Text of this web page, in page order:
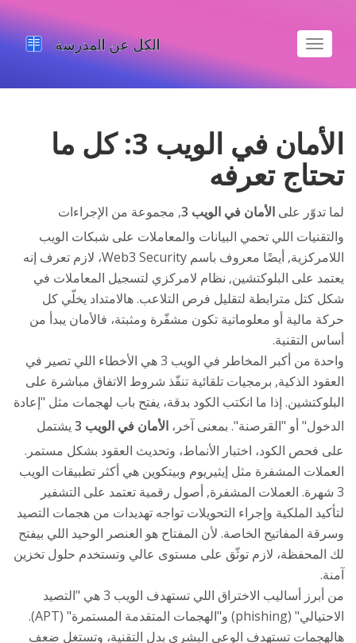
تبديل
الملاحة
الأمان في الويب 3: كل ما
تحتاج تعرفه
لما تدوّر على الأمان في الويب 3 , مجموعة من الإجراءات
والتقنيات اللي تحمي البيانات والمعاملات على شبكات الويب
اللامركزية, أيضًا معروف باسم Web3 Security، لازم تعرف إنه
يعتمد على البلوكتشين, نظام لامركزي لتسجيل المعاملات في
شكل كتل مترابطة لتقليل فرص التلاعب. هالامتداد يخلّي كل
حركة مالية أو معلوماتية تكون مشفّرة ومثبتة، فالأمان يبدأ من
أساس التقنية.
واحدة من أكبر المخاطر في الويب 3 هي الأخطاء اللي تصير في
العقود الذكية, برمجيات تلقائية تنفّذ شروط الاتفاق مباشرة على
البلوكتشين. إذا ما انكتب الكود بدقة، يفتح باب لهجمات مثل "إعادة
الدخول" أو "القرصنة". بمعنى آخر، الأمان في الويب 3
يشتمل
على فحص الكود، اختبار الأنماط، وتحديث العقود بشكل مستمر.
العملات المشفرة مثل إيثيريوم وبيتكوين هي أكثر تطبيقات الويب
3 شهرة.
العملات المشفرة, أصول رقمية تعتمد على التشفير
لتأكيد الملكية وإجراء التحويلات تواجه تهديدات من هجمات التصيد
وسرقة المفاتيح الخاصة. لأن المفتاح هو العنصر الوحيد اللي بيفتح
لك المحفظة، لازم توثّق على مستوى عالي وتستخدم حلول تخزين
آمنة.
من أبرز أساليب الاختراق اللي تستهدف الويب 3 هي "التصيد
الاحتيالي" (phishing) و"الهجمات المتقدمة المستمرة" (APT).
هالهجمات تستهدف الوعي البشري بدل التقنية، وتستغل ضعف